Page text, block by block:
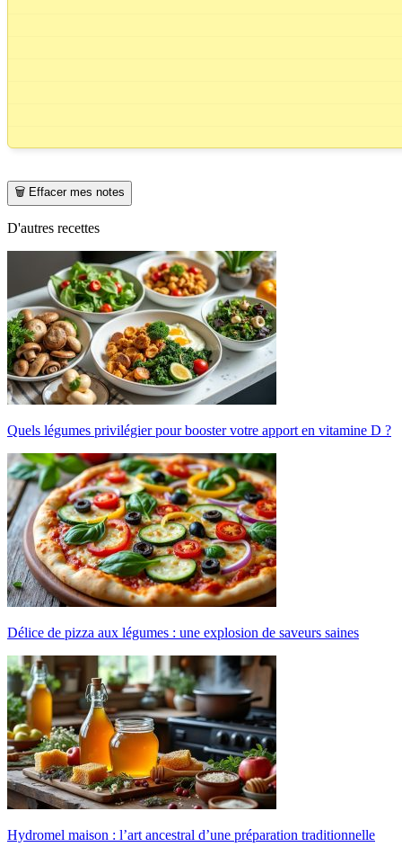
🗑️ Effacer mes notes
D'autres recettes
Quels légumes privilégier pour booster votre apport en vitamine D ?
Délice de pizza aux légumes : une explosion de saveurs saines
Hydromel maison : l’art ancestral d’une préparation traditionnelle